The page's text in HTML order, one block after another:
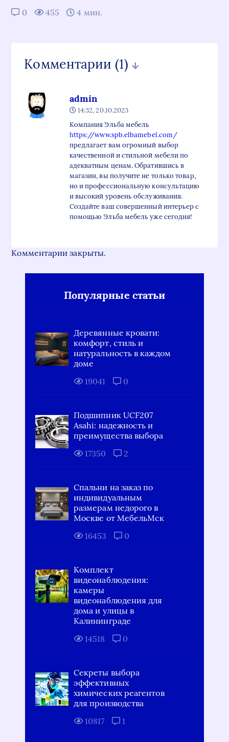
0 455 4 мин.
Комментарии (1)
admin
14:32, 20.10.2023
Компания Эльба мебель
https://www.spb.elbamebel.com/
предлагает вам огромный выбор
качественной и стильной мебели по
адекватным ценам. Обратившись в
магазин, вы получите не только товар,
но и профессиональную консультацию
и высокий уровень обслуживания.
Создайте ваш совершенный интерьер с
помощью Эльба мебель уже сегодня!
Комментарии закрыты.
Популярные статьи
Деревянные кровати:
комфорт, стиль и
натуральность в каждом
доме
19041
0
Подшипник UCF207
Asahi: надежность и
преимущества выбора
17350
2
Спальни на заказ по
индивидуальным
размерам недорого в
Москве от МебельМск
16453
0
Комплект
видеонаблюдения:
камеры
видеонаблюдения для
дома и улицы в
Калининграде
14518
0
Секреты выбора
эффективных
химических реагентов
для производства
10817
1